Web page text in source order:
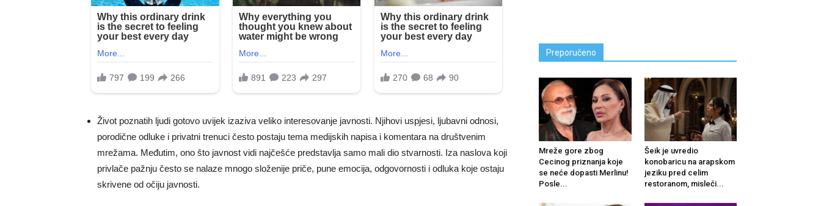
Život poznatih ljudi gotovo uvijek izaziva veliko interesovanje javnosti. Njihovi uspjesi, ljubavni odnosi,
porodične odluke i privatni trenuci često postaju tema medijskih napisa i komentara na društvenim
mrežama. Međutim, ono što javnost vidi najčešće predstavlja samo mali dio stvarnosti. Iza naslova koji
privlače pažnju često se nalaze mnogo složenije priče, pune emocija, odgovornosti i odluka koje ostaju
skrivene od očiju javnosti.
Preporučeno
Mreže gore zbog
Cecinog priznanja koje
se neće dopasti Merlinu!
Posle...
Šeik je uvredio
konobaricu na arapskom
jeziku pred celim
restoranom, misleći...